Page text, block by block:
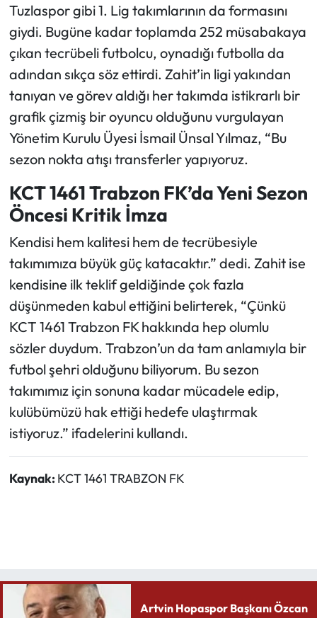
Tuzlaspor gibi 1. Lig takımlarının da formasını
giydi. Bugüne kadar toplamda 252 müsabakaya
çıkan tecrübeli futbolcu, oynadığı futbolla da
adından sıkça söz ettirdi. Zahit’in ligi yakından
tanıyan ve görev aldığı her takımda istikrarlı bir
grafik çizmiş bir oyuncu olduğunu vurgulayan
Yönetim Kurulu Üyesi İsmail Ünsal Yılmaz, “Bu
sezon nokta atışı transferler yapıyoruz.
KCT 1461 Trabzon FK’da Yeni Sezon
Öncesi Kritik İmza
Kendisi hem kalitesi hem de tecrübesiyle
takımımıza büyük güç katacaktır.” dedi. Zahit ise
kendisine ilk teklif geldiğinde çok fazla
düşünmeden kabul ettiğini belirterek, “Çünkü
KCT 1461 Trabzon FK hakkında hep olumlu
sözler duydum. Trabzon’un da tam anlamıyla bir
futbol şehri olduğunu biliyorum. Bu sezon
takımımız için sonuna kadar mücadele edip,
kulübümüzü hak ettiği hedefe ulaştırmak
istiyoruz.” ifadelerini kullandı.
Kaynak: KCT 1461 TRABZON FK
Artvin Hopaspor Başkanı Özcan